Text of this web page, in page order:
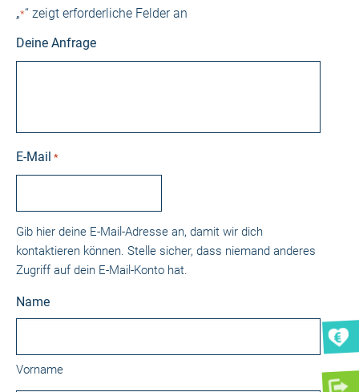
„*“ zeigt erforderliche Felder an
Deine Anfrage
E-Mail *
Gib hier deine E-Mail-Adresse an, damit wir dich
kontaktieren können. Stelle sicher, dass niemand anderes
Zugriff auf dein E-Mail-Konto hat.
Name
Vorname